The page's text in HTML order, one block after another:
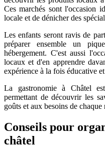
Ces marchés sont l'occasion
locale et de dénicher des
Les enfants seront ravis de
préparer ensemble un
hébergement. C'est aussi
locaux et d'en apprendre
expérience à la fois éducative
La gastronomie à Châtel
permettant de découvrir les
goûts et aux besoins de
Conseils pour
châtel